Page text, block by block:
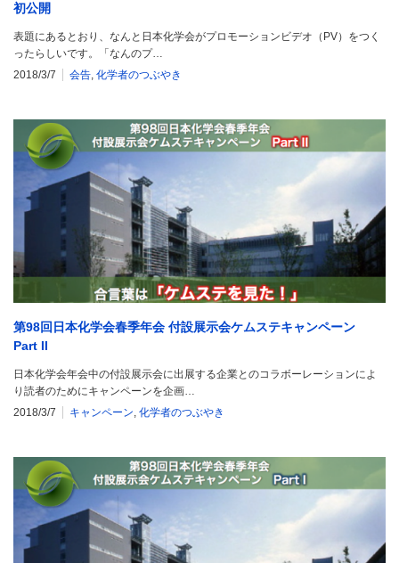
初公開
表題にあるとおり、なんと日本化学会がプロモーションビデオ（PV）をつく
ったらしいです。「なんのプ…
2018/3/7
会告, 化学者のつぶやき
第98回日本化学会春季年会 付設展示会ケムステキャンペーン
Part II
日本化学会年会中の付設展示会に出展する企業とのコラボーレーションによ
り読者のためにキャンペーンを企画…
2018/3/7
キャンペーン 化学者のつぶやき